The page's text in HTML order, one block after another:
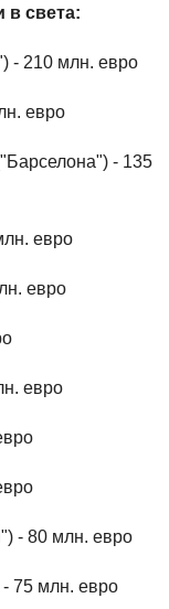
в света:
- 210 млн. евро
евро
- 135
евро
евро
евро
- 80 млн. евро
75 млн. евро